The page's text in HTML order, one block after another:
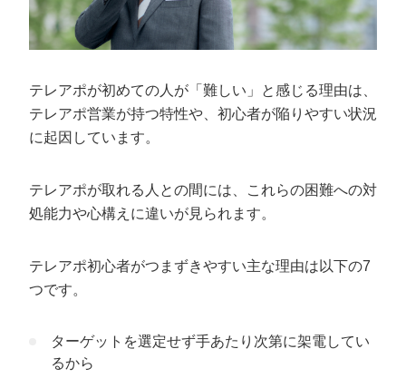
ターゲットに合わせてトークスクリプトを作り込む
コツと手順
1.テレアポの目的をハッキリさせる
2.フロントトークを作成する
4.クロージングトークを作成する
する
カリトルくんがおすすめ
テレアポが初めての人が「難しい」と感じる理由は、
テレアポ営業が持つ特性や、初心者が陥りやすい状況
に起因しています。
テレアポが取れる人との間には、これらの困難への対
処能力や心構えに違いが見られます。
テレアポ初心者がつまずきやすい主な理由は以下の7
つです。
ターゲットを選定せず手あたり次第に架電してい
るから